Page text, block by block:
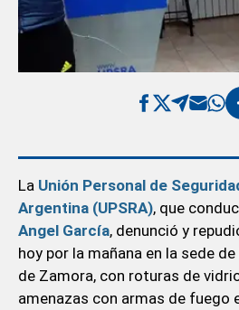
La Unión Personal de
Argentina (UPSRA), que
Angel García, denunció y
hoy por la mañana en la sede
de Zamora, con roturas de
amenazas con armas de fuego